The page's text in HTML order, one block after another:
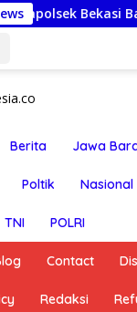
Bekasi Barat Turun
Berita Jawa
Poltik Nasional
TNI POLRI
Contact
Redaksi